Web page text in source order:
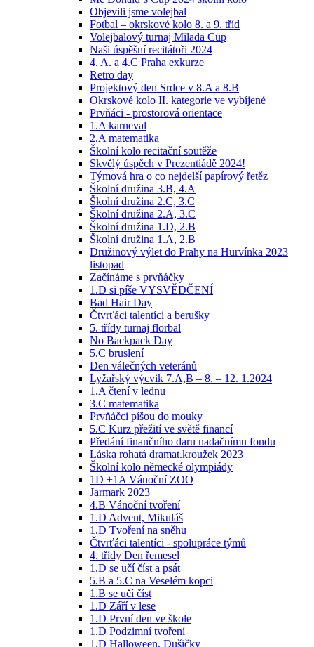
Objevili jsme volejbal
Fotbal – okrskové kolo 8. a 9. tříd
Volejbalový turnaj Milada Cup
Naši úspěšní recitátoři 2024
4. A. a 4.C Praha exkurze
Retro day
Projektový den Srdce v 8.A a 8.B
Okrskové kolo II. kategorie ve vybíjené
Prvňáci - prostorová orientace
1.A karneval
2.A matematika
Školní kolo recitační soutěže
Skvělý úspěch v Prezentiádě 2024!
Týmová hra o co nejdelší papírový řetěz
Školní družina 3.B, 4.A
Školní družina 2.C, 3.C
Školní družina 2.A, 3.C
Školní družina 1.D, 2.B
Školní družina 1.A, 2.B
Družinový výlet do Prahy na Hurvínka 2023
listopad
Začínáme s prvňáčky
1.D si píše VYSVĚDČENÍ
Bad Hair Day
Čtvrťáci talentíci a berušky
5. třídy turnaj florbal
No Backpack Day
5.C bruslení
Den válečných veteránů
Lyžařský výcvik 7.A,B – 8. – 12. 1.2024
1.A čtení v lednu
3.C matematika
Prvňáčci píšou do mouky
5.C Kurz přežití ve světě financí
Předání finančního daru nadačnímu fondu
Láska rohatá dramat.kroužek 2023
Školní kolo německé olympiády
1D +1A Vánoční ZOO
Jarmark 2023
4.B Vánoční tvoření
1.D Advent, Mikuláš
1.D Tvoření na sněhu
Čtvrťáci talentíci - spolupráce týmů
4. třídy Den řemesel
1.D se učí číst a psát
5.B a 5.C na Veselém kopci
1.B se učí číst
1.D Září v lese
1.D První den ve škole
1.D Podzimní tvoření
1.D Halloween, Dušičky